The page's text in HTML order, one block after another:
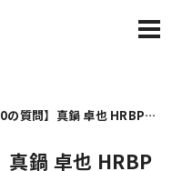
【10X社員に10の質問】真鍋 卓也 HRBP
真鍋 卓也 HRBP